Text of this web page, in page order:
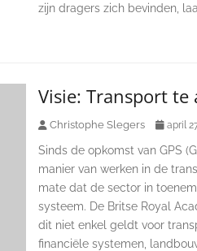
zijn dragers zich bevinden,
Visie: Transport te
Christophe Slegers april
Sinds de opkomst van GPS
manier van werken in de
mate dat de sector in
systeem. De Britse Royal
dit niet enkel geldt voor
financiële systemen,